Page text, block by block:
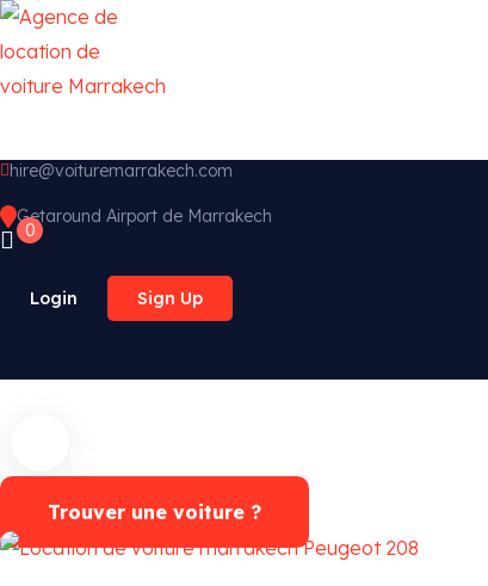
hire@voituremarrakech.com
Getaround Airport de Marrakech
0
Login Sign Up
Trouver une voiture ?